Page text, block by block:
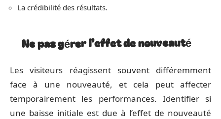
La crédibilité des résultats.
Ne pas gérer l’effet de nouveauté
Les visiteurs réagissent souvent différemment
face à une nouveauté, et cela peut affecter
temporairement les performances. Identifier si
une baisse initiale est due à l’effet de nouveauté